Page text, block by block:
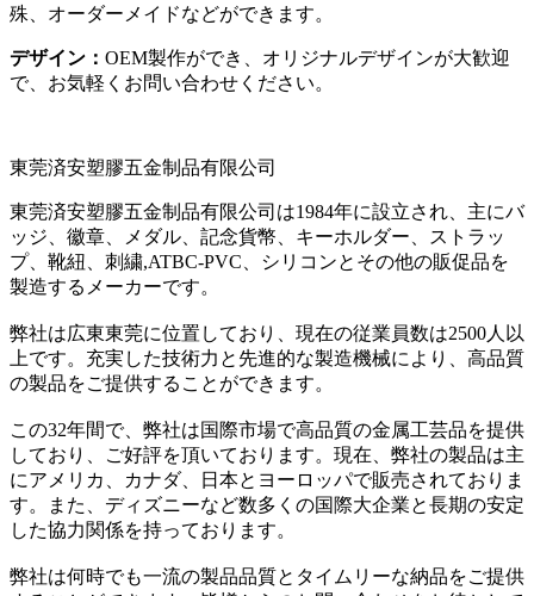
殊、オーダーメイドなどができます。
デザイン： OEM製作ができ、オリジナルデザインが大歓迎
で、お気軽くお問い合わせください。
東莞済安塑膠五金制品有限公司
東莞済安塑膠五金制品有限公司は1984年に設立され、主にバ
ッジ、徽章、メダル、記念貨幣、キーホルダー、ストラッ
プ、靴紐、刺繍,ATBC-PVC、シリコンとその他の販促品を
製造するメーカーです。
弊社は広東東莞に位置しており、現在の従業員数は2500人以
上です。充実した技術力と先進的な製造機械により、高品質
の製品をご提供することができます。
この32年間で、弊社は国際市場で高品質の金属工芸品を提供
しており、ご好評を頂いております。現在、弊社の製品は主
にアメリカ、カナダ、日本とヨーロッパで販売されておりま
す。また、ディズニーなど数多くの国際大企業と長期の安定
した協力関係を持っております。
弊社は何時でも一流の製品品質とタイムリーな納品をご提供